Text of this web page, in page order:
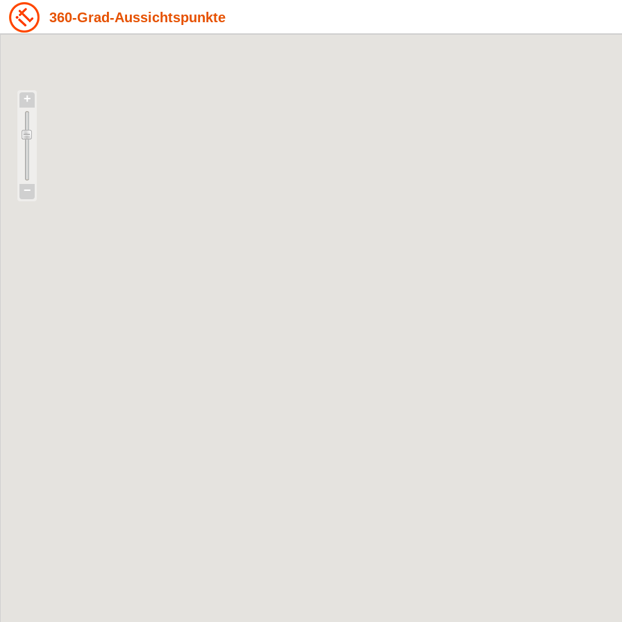
360-Grad-Aussichtspunkte
+
−